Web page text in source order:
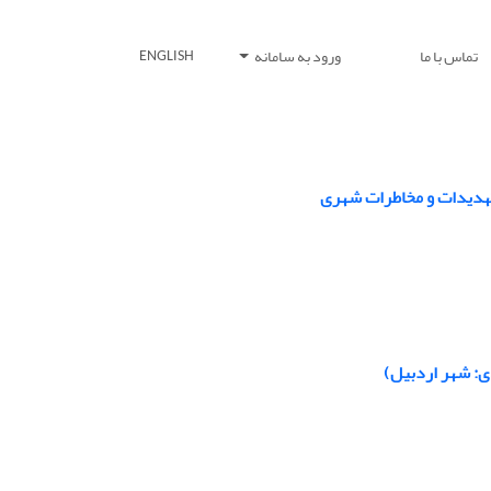
تماس با ما ورود به سامانه ENGLISH
و مخاطرات شهری
شهر اردبیل)